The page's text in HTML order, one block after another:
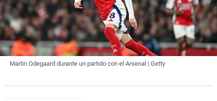
Martin Odegaard durante un partido con el Arsenal | Getty